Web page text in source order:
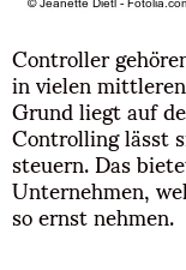
Controller
in vielen
Grund liegt auf
Controlling lässt
steuern. Das
Unternehmen,
so ernst nehmen.